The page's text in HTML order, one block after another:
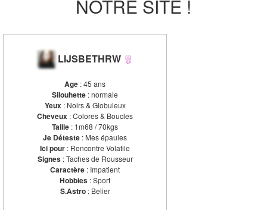
NOTRE SITE !
LIJSBETHRW
Age : 45 ans
Silouhette : normale
Yeux : Noirs & Globuleux
Cheveux : Colores & Boucles
Taille : 1m68 / 70kgs
Je Déteste : Mes épaules
Ici pour : Rencontre Volatile
Signes: Taches de Rousseur
Caractère : Impatient
Hobbies : Sport
S.Astro: Belier